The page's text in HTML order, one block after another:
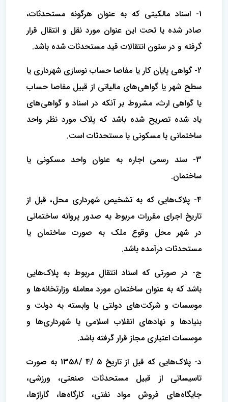
1- اسناد مالکیتی که به عنوان هرگونه مستحدثات،
صادر شده یا تحت این عنوان مورد نقل و انتقال قرار
گرفته و در ستون انتقالات قید مستحدثات شده باشد.
2- گواهی پایان کار یا مفاصا حساب نوسازی شهرداری یا
سطح شهر یا گواهی‌های مالیاتی از قبیل مفاصا حساب
یا گواهی ارث، مشروط بر آنکه در اسناد و گواهی‌های
یاد شده تصریح شده باشد که پلاک مورد نظر واحد
ساختمانی یا مسکونی یا مستحدثات است.
3- سند رسمی اجاره به عنوان واحد مسکونی یا
ساختمان.
4- پلاک‌هایی که به تشخیص شهرداری محل، قبل از
تاریخ اجرای مقررات مربوط به صدور پروانه ساختمانی
در شهر محل وقوع ملک به صورت ساختمان یا
مستحدثات درآمده باشد.
ج- در صورتی که اسناد انتقال مربوط به پلاک‌هایی
باشد که به عنوان ساختمان مورد معامله وزارتخانه‌ها و
موسسات و شرکت‌های دولتی یا وابسته به دولت و
بنیادها و نهادهای انقلاب اسلامی یا شهرداری‌ها و
موسسات اعتباری مجاز قرار گرفته باشد.
د- پلاک‌هایی که قبل از تاریخ 5 /4 /1358 به صورت
تاسیساتی از قبیل مستحدثات صنعتی، ورزشی،
جایگاه‌های فروش مواد نفتی، کارگاه‌ها، گاراژها،